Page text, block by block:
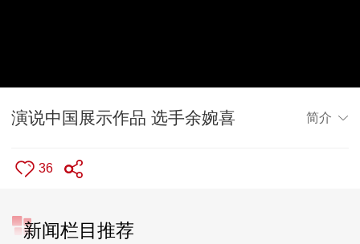
演说中国展示作品 选手余婉喜 简介
36
新闻栏目推荐